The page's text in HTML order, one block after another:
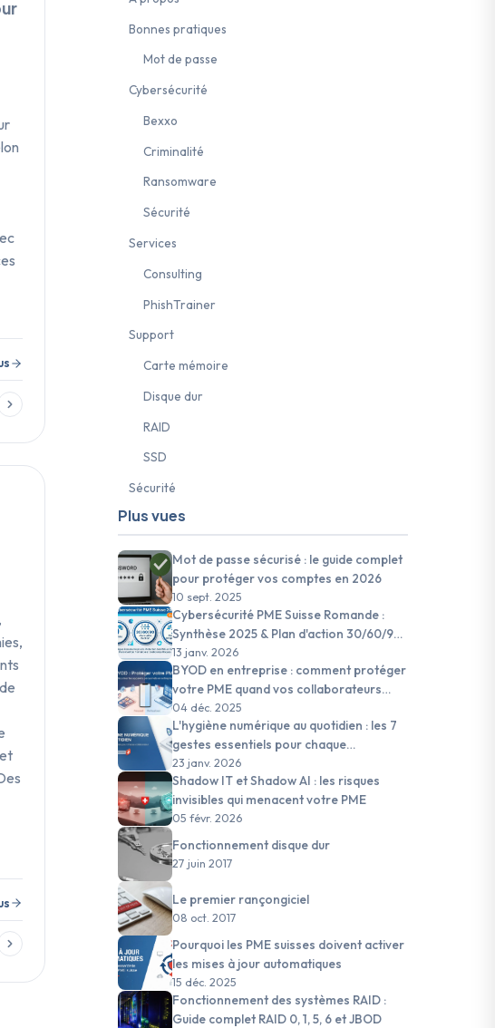
#vulnérabilités système
des données #nLPD #Appareils personnels #Gestion des accès
Bonnes pratiques
Mot de passe
Cybersécurité
Bexxo
Criminalité
Ransomware
Sécurité
Services
Consulting
PhishTrainer
Support
Carte mémoire
Disque dur
RAID
SSD
Sécurité
Plus vues
Mot de passe sécurisé : le guide complet
pour protéger vos comptes en 2026
10 sept. 2025
Cybersécurité PME Suisse Romande :
Synthèse 2025 & Plan d'action 30/60/90
jours pour 2026
13 janv. 2026
BYOD en entreprise : comment protéger
votre PME quand vos collaborateurs
utilisent leurs appareils personnels
04 déc. 2025
L'hygiène numérique au quotidien : les 7
gestes essentiels pour chaque
collaborateur de PME suisse
23 janv. 2026
Shadow IT et Shadow AI : les risques
invisibles qui menacent votre PME
05 févr. 2026
Fonctionnement disque dur
27 juin 2017
Le premier rançongiciel
08 oct. 2017
Pourquoi les PME suisses doivent activer
les mises à jour automatiques
15 déc. 2025
Fonctionnement des systèmes RAID :
Guide complet RAID 0, 1, 5, 6 et JBOD